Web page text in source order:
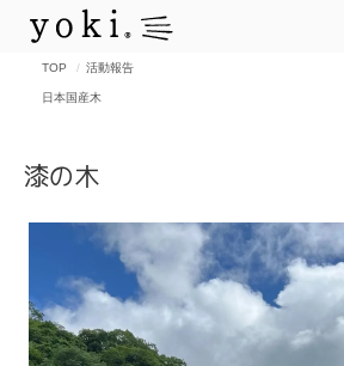
TOP 活動報告
日本国産木
漆の木